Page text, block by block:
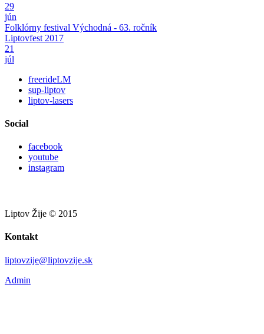
29
jún
Folklórny festival Východná - 63. ročník
Liptovfest 2017
21
júl
freerideLM
sup-liptov
liptov-lasers
Social
facebook
youtube
instagram
Liptov Žije © 2015
Kontakt
liptovzije@liptovzije.sk
Admin